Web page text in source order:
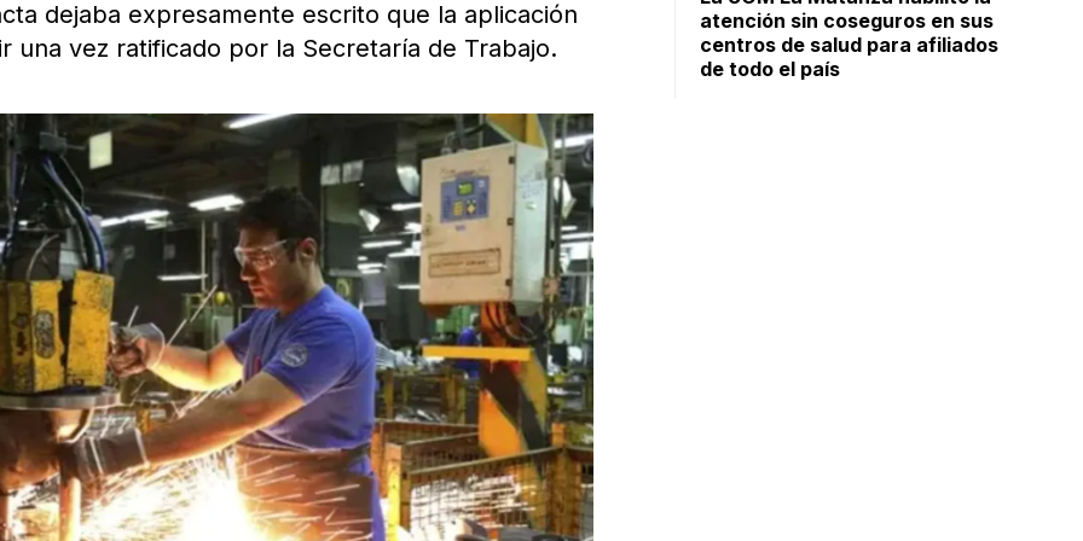
dejaba expresamente escrito que la aplicación
una vez ratificado por la Secretaría de Trabajo.
atención sin coseguros en sus
centros de salud para afiliados
de todo el país